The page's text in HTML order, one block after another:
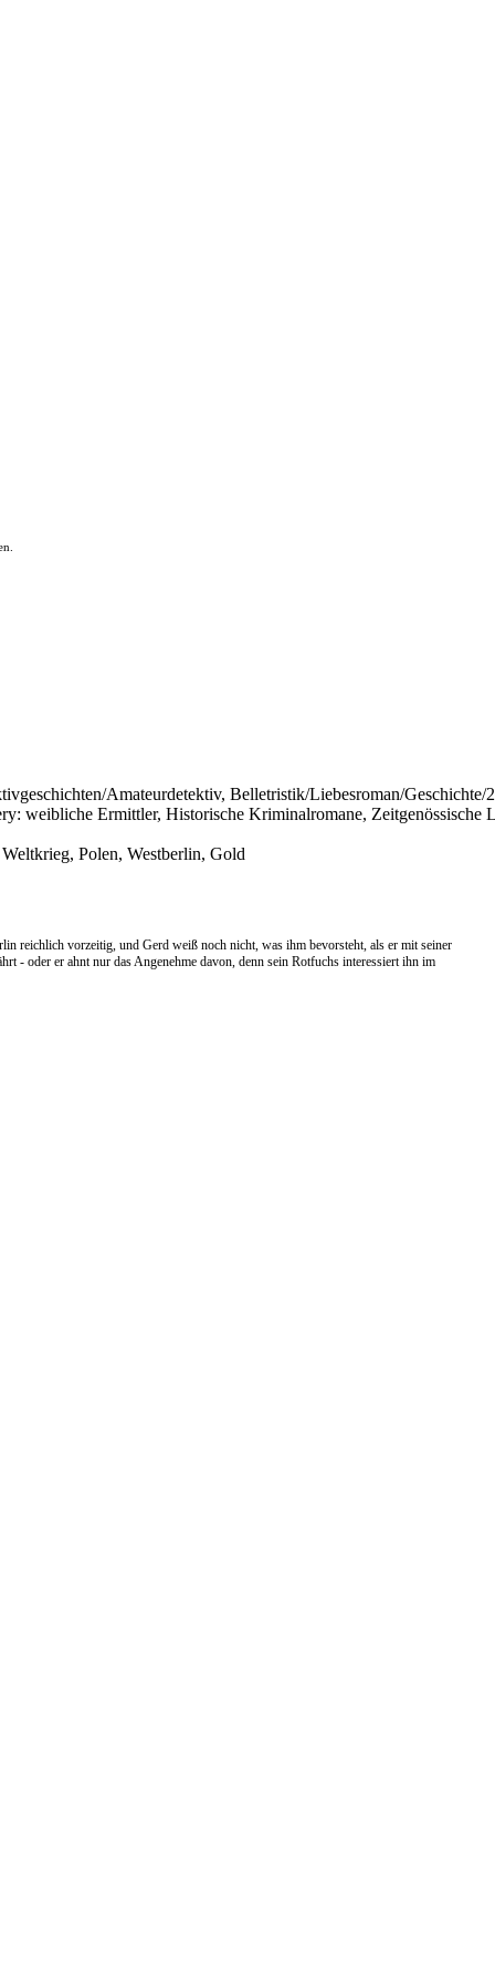
Amateurdetektiv, Belletristik/Liebesroman/Geschichte/
weibliche Ermittler, Historische Kriminalromane, Zeitgenössische
Polen, Westberlin, Gold
reichlich vorzeitig, und Gerd weiß noch nicht, was ihm bevorsteht, als er mit seiner
- oder er ahnt nur das Angenehme davon, denn sein Rotfuchs interessiert ihn im